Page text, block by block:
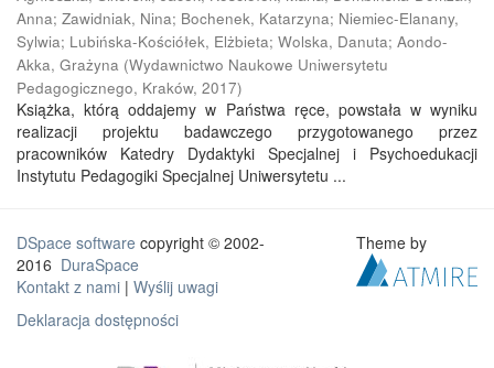
Anna; Zawidniak, Nina; Bochenek, Katarzyna; Niemiec-Elanany,
Sylwia; Lubińska-Kościółek, Elżbieta; Wolska, Danuta; Aondo-
Akka, Grażyna (Wydawnictwo Naukowe Uniwersytetu
Pedagogicznego, Kraków, 2017)
Książka, którą oddajemy w Państwa ręce, powstała w wyniku
realizacji projektu badawczego przygotowanego przez
pracowników Katedry Dydaktyki Specjalnej i Psychoedukacji
Instytutu Pedagogiki Specjalnej Uniwersytetu ...
DSpace software copyright © 2002-
2016 DuraSpace
Kontakt z nami | Wyślij uwagi
Deklaracja dostępności
Theme by